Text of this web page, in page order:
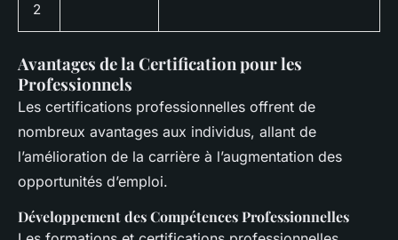
2
Avantages de la Certification pour les
Professionnels
Les certifications professionnelles offrent de
nombreux avantages aux individus, allant de
l’amélioration de la carrière à l’augmentation des
opportunités d’emploi.
Développement des Compétences Professionnelles